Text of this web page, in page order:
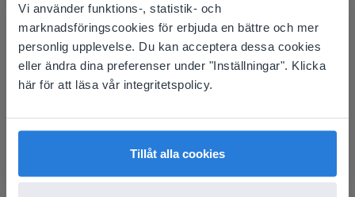
Vi använder funktions-, statistik- och
marknadsföringscookies för erbjuda en bättre och mer
personlig upplevelse. Du kan acceptera dessa cookies
eller ändra dina preferenser under "Inställningar". Klicka
här för att läsa vår integritetspolicy.
Tillåt alla cookies
This website doesn't match
your location
Based on your location, we think you might
prefer to visit our English website. There you'll
English
Svenska